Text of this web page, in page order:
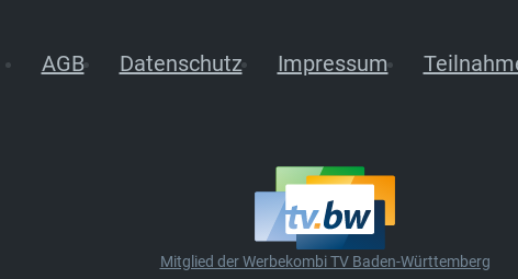
AGB Datenschutz Impressum
Mitglied der Werbekombi TV Baden-Württemberg